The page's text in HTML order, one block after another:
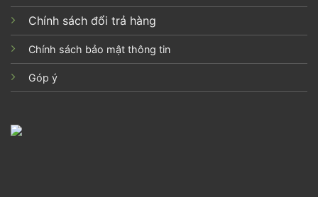
Chính sách đổi trả hàng
Chính sách bảo mật thông tin
Góp ý